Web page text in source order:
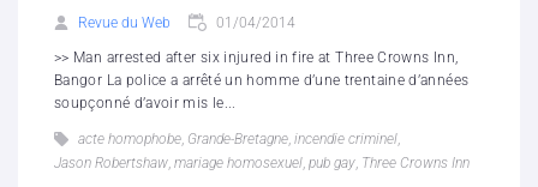
Revue du Web 01/04/2014
>> Man arrested after six injured in fire at Three Crowns Inn,
Bangor La police a arrêté un homme d’une trentaine d’années
soupçonné d’avoir mis le...
acte homophobe, Grande-Bretagne, incendie criminel,
Jason Robertshaw, mariage homosexuel, pub gay, Three Crowns Inn